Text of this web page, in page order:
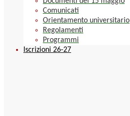
Comunicati
Orientamento universitario
Regolamenti
Programmi
Iscrizioni 26-27